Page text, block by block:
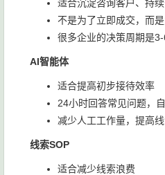
适合沉淀咨询客户、持
不是为了立即成交，而
很多企业的决策周期是
AI智能体
适合提高初步接待效率
24小时回答常见问题，
减少人工工作量，提高
线索SOP
适合减少线索浪费